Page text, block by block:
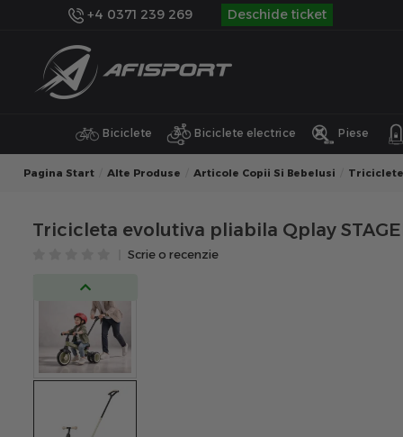
+4 0371 239 269 Deschide ticket
Biciclete Biciclete electrice Piese
Pagina Start Alte Produse Articole Copii Si Bebelusi
Tricicleta evolutiva pliabila Qplay
Scrie o recenzie